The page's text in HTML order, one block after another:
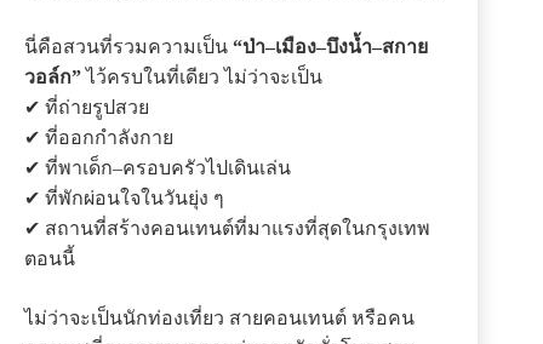
นี่คือสวนที่รวมความเป็น “ป่า–เมือง–บึงน้ำ–สกาย
วอล์ก”ไว้ครบในที่เดียว ไม่ว่าจะเป็น
✔ ที่ถ่ายรูปสวย
✔ ที่ออกกำลังกาย
✔ ที่พาเด็ก–ครอบครัวไปเดินเล่น
✔ ที่พักผ่อนใจในวันยุ่ง ๆ
✔ สถานที่สร้างคอนเทนต์ที่มาแรงที่สุดในกรุงเทพ
ตอนนี้
ไม่ว่าจะเป็นนักท่องเที่ยว สายคอนเทนต์ หรือคน